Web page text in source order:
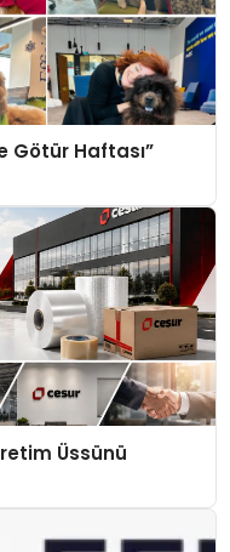
Götür Haftası”
Üssünü